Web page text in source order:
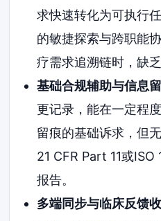
求快速转化为可执行
的敏捷探索与跨职能
疗需求追溯链时，缺
基础合规辅助与信息留
更记录，能在一定程
留痕的基础诉求，但
21 CFR Part 11或
报告。
多端同步与临床反馈收